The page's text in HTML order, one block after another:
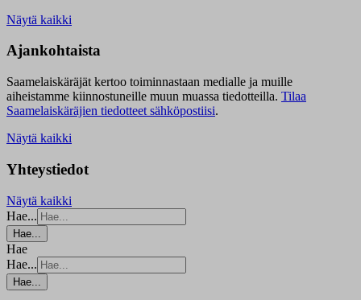
Näytä kaikki
Ajankohtaista
Saamelaiskäräjät kertoo toiminnastaan medialle ja muille
aiheistamme kiinnostuneille muun muassa tiedotteilla. Tilaa
Saamelaiskäräjien tiedotteet sähköpostiisi.
Näytä kaikki
Yhteystiedot
Näytä kaikki
Hae...
Hae...
Hae
Hae...
Hae...